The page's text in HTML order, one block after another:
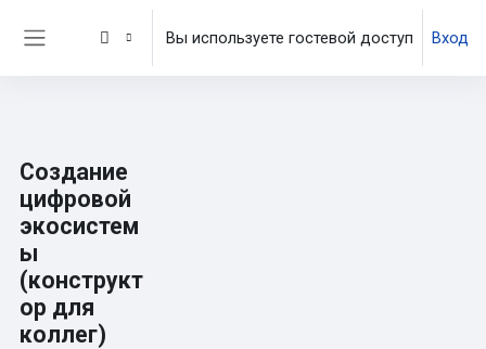
Перейти к основному содержанию
Вы используете гостевой доступ Вход
Создание
цифровой
экосистем
ы
(конструкт
ор для
коллег)